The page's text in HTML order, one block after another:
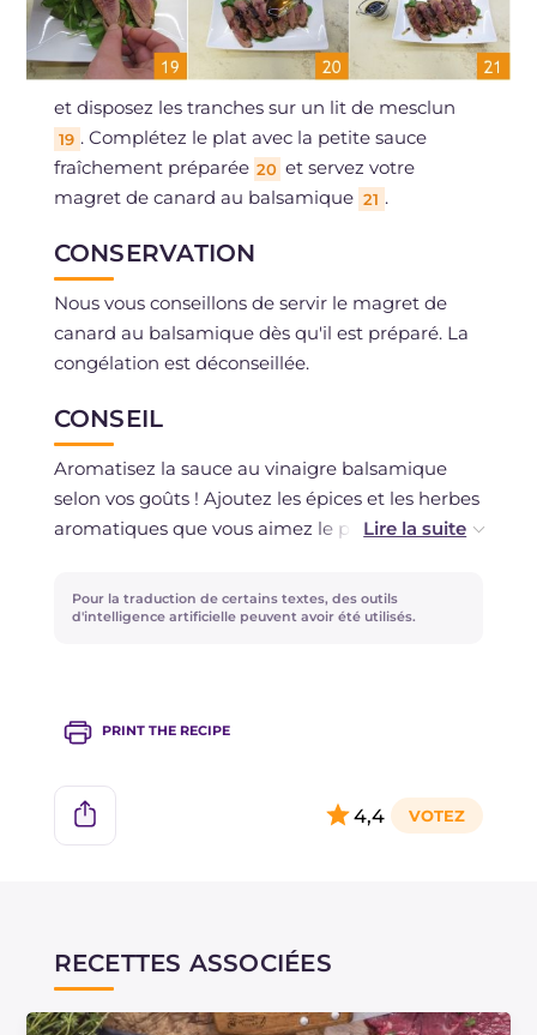
et disposez les tranches sur un lit de mesclun
19 . Complétez le plat avec la petite sauce
fraîchement préparée 20 et servez votre
magret de canard au balsamique 21 .
CONSERVATION
Nous vous conseillons de servir le magret de
canard au balsamique dès qu'il est préparé. La
congélation est déconseillée.
CONSEIL
Aromatisez la sauce au vinaigre balsamique
selon vos goûts ! Ajoutez les épices et les herbes
aromatiques que vous aimez le plus... la sauge
Pour la traduction de certains textes, des outils
d'intelligence artificielle peuvent avoir été utilisés.
PRINT THE RECIPE
4,4
RECETTES ASSOCIÉES